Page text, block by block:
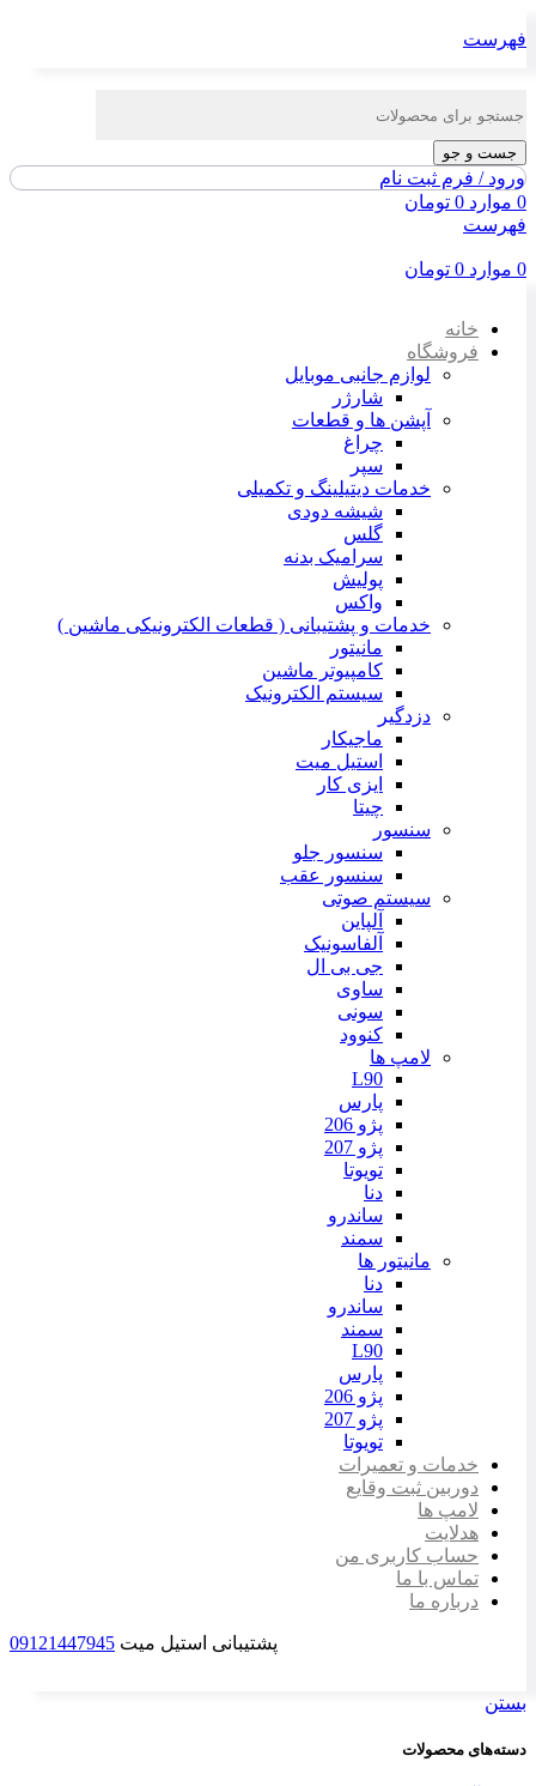
فهرست
جست و جو
ورود / فرم ثبت نام
0 موارد 0 تومان
فهرست
0 موارد 0 تومان
خانه
فروشگاه
لوازم جانبی موبایل
شارژر
آپشن ها و قطعات
چراغ
سپر
خدمات دیتیلینگ و تکمیلی
شیشه دودی
گلس
سرامیک بدنه
پولیش
واکس
خدمات و پشتیبانی ( قطعات الکترونیکی ماشین )
مانیتور
کامپیوتر ماشین
سیستم الکترونیک
دزدگیر
ماجیکار
استیل میت
ایزی کار
چیتا
سنسور
سنسور جلو
سنسور عقب
سیستم صوتی
آلپاین
آلفاسونیک
جی بی ال
ساوی
سونی
کنوود
لامپ ها
L90
پارس
پژو 206
پژو 207
تویوتا
دنا
ساندرو
سمند
مانیتور ها
دنا
ساندرو
سمند
L90
پارس
پژو 206
پژو 207
تویوتا
خدمات و تعمیرات
دوربین ثبت وقایع
لامپ ها
هدلایت
حساب کاربری من
تماس با ما
درباره ما
پشتیبانی استیل میت 09121447945
بستن
دسته‌های محصولات